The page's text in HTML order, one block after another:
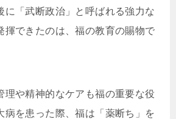
に「武断政治」と呼ばれる強力な
揮できたのは、福の教育の賜物で
理や精神的なケアも福の重要な役
病を患った際、福は「薬断ち」を